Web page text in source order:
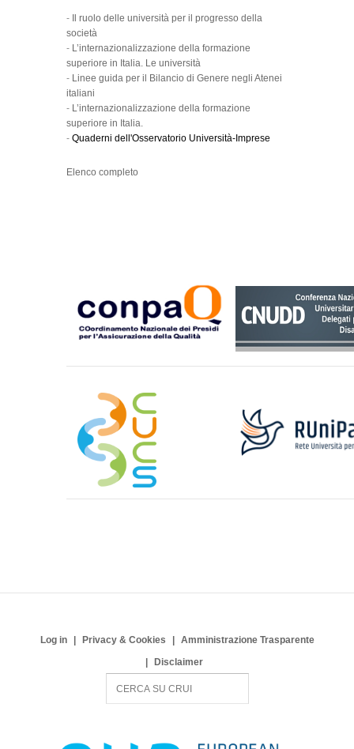
-
Il ruolo delle università per il progresso della
società
- L’internazionalizzazione della formazione
superiore in Italia. Le università
- Linee guida per il Bilancio di Genere negli Atenei
italiani
- L’internazionalizzazione della formazione
superiore in Italia.
- Quaderni dell'Osservatorio Università-Imprese
Elenco completo
Log in Privacy & Cookies
Amministrazione Trasparente
Disclaimer
c